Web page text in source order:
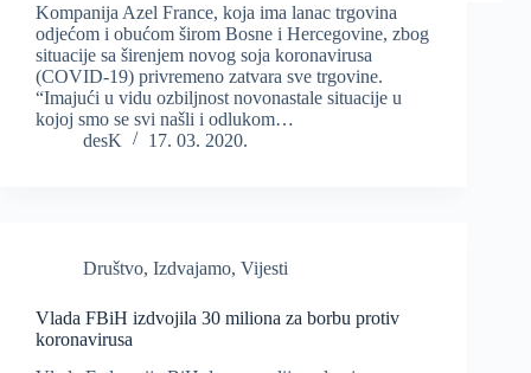
Kompanija Azel France, koja ima lanac trgovina
odjećom i obućom širom Bosne i Hercegovine, zbog
situacije sa širenjem novog soja koronavirusa
(COVID-19) privremeno zatvara sve trgovine.
“Imajući u vidu ozbiljnost novonastale situacije u
kojoj smo se svi našli i odlukom…
desK
17. 03. 2020.
Društvo, Izdvajamo, Vijesti
Vlada FBiH izdvojila 30 miliona za borbu protiv
koronavirusa